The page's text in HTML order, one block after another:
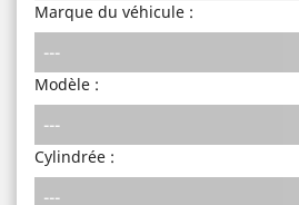
Marque du véhicule :
Modèle :
Cylindrée :